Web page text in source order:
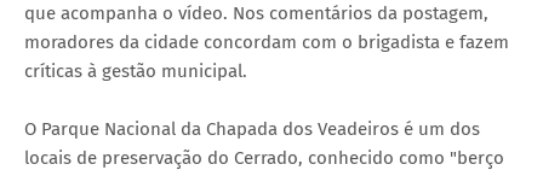
que acompanha o vídeo. Nos comentários da postagem,
moradores da cidade concordam com o brigadista e fazem
críticas à gestão municipal.
O Parque Nacional da Chapada dos Veadeiros é um dos
locais de preservação do Cerrado, conhecido como "berço